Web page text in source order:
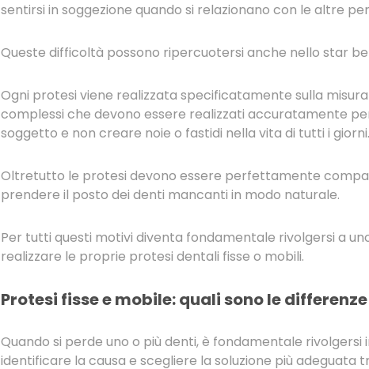
sentirsi in soggezione quando si relazionano con le altre
Queste difficoltà possono ripercuotersi anche nello star
Ogni protesi viene realizzata specificatamente sulla
complessi che devono essere realizzati accuratamente
soggetto e non creare noie o fastidi nella vita di tutti i giorni.
Oltretutto le protesi devono essere perfettamente
prendere il posto dei denti mancanti in modo naturale.
Per tutti questi motivi diventa fondamentale rivolgersi a
realizzare le proprie protesi dentali fisse o mobili.
Protesi fisse e mobile: quali sono le
Quando si perde uno o più denti, è fondamentale
identificare la causa e scegliere la soluzione più adeguata